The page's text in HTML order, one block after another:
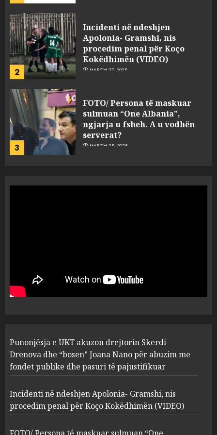
3
FOTO/ Persona të maskuar
sulmuan “One Albania”,
ngjarja u fsheh. A u vodhën
serverat?
MARCH 25, 2025
4
Prokuroria jep pretencën, ja
çfarë dënimi kërkon për
Mariela dhe Antonela
Berishën
MARCH 25, 2025
1
“bosen” Joana Nano për
abuzim me fondet publike dhe
pasuri të pajustifikuar
2
Apolonia- Gramshi, nis
procedim penal për Koço
Kokëdhimën (VIDEO)
MARCH 27, 2025
FOTO/ Persona të maskuar
sulmuan “One Albania”,
ngjarja u fsheh. A u vodhën
Punonjësja e UKT akuzon drejtorin Skerdi
Drenova dhe “bosen” Joana Nano për abuzim me
fondet publike dhe pasuri të pajustifikuar
Incidenti në ndeshjen Apolonia- Gramshi, nis
procedim penal për Koço Kokëdhimën (VIDEO)
FOTO/ Persona të maskuar sulmuan “One